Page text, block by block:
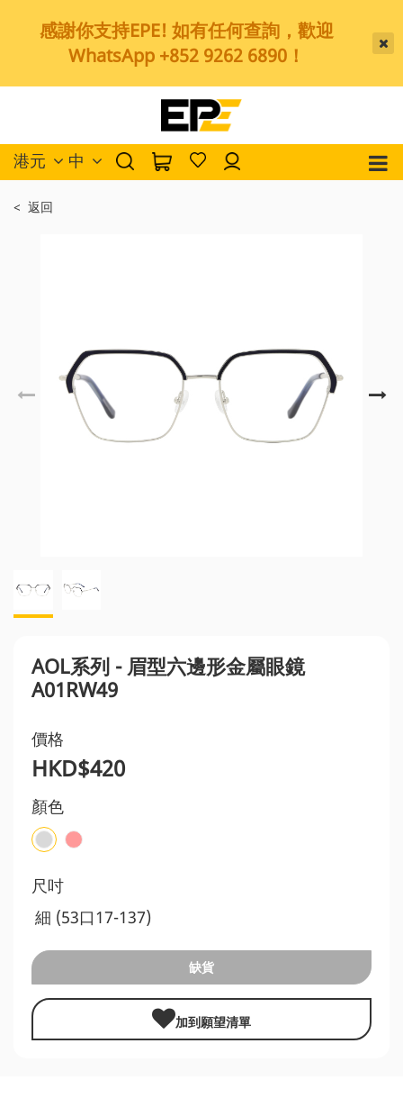
感謝你支持EPE! 如有任何查詢，歡迎
WhatsApp +852 9262 6890！
港元 中
< 返回
AOL系列 - 眉型六邊形金屬眼鏡
A01RW49
價格
HKD$420
顏色
尺吋
細 (53口17-137)
缺貨
加到願望清單